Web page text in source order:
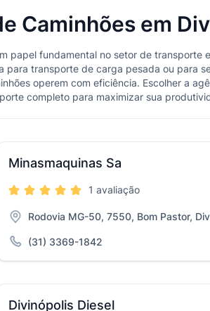
Caminhões em
papel fundamental no setor de transporte
transporte de carga pesada ou para
operem com eficiência. Escolher a
completo para maximizar sua
Minasmaquinas Sa
1 avaliação
Rodovia MG-50, 7550, Bom Pastor,
(31) 3369-1842
Divinópolis Diesel